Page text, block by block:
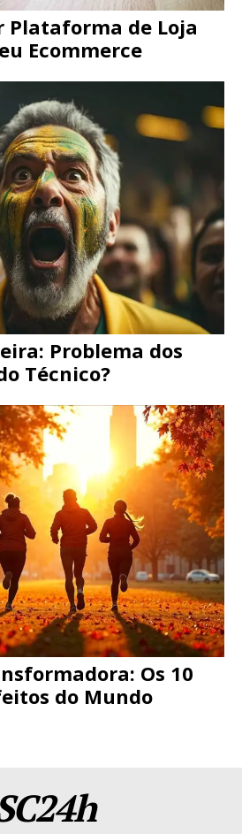
Plataforma de Loja
Ecommerce
Problema dos
Técnico?
Os 10
do Mundo